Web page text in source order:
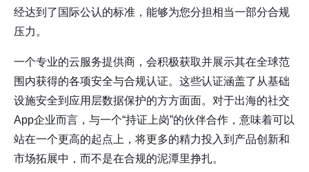
经达到了国际公认的标准，能够为您分担相当一部分合规
压力。
一个专业的云服务提供商，会积极获取并展示其在全球范
围内获得的各项安全与合规认证。这些认证涵盖了从基础
设施安全到应用层数据保护的方方面面。对于出海的社交
App企业而言，与一个“持证上岗”的伙伴合作，意味着可以
站在一个更高的起点上，将更多的精力投入到产品创新和
市场拓展中，而不是在合规的泥潭里挣扎。